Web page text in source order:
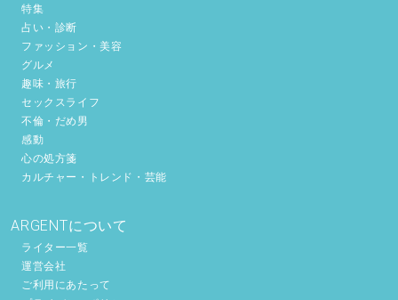
特集
占い・診断
ファッション・美容
グルメ
趣味・旅行
セックスライフ
不倫・だめ男
感動
心の処方箋
カルチャー・トレンド・芸能
ARGENTについて
ライター一覧
運営会社
ご利用にあたって